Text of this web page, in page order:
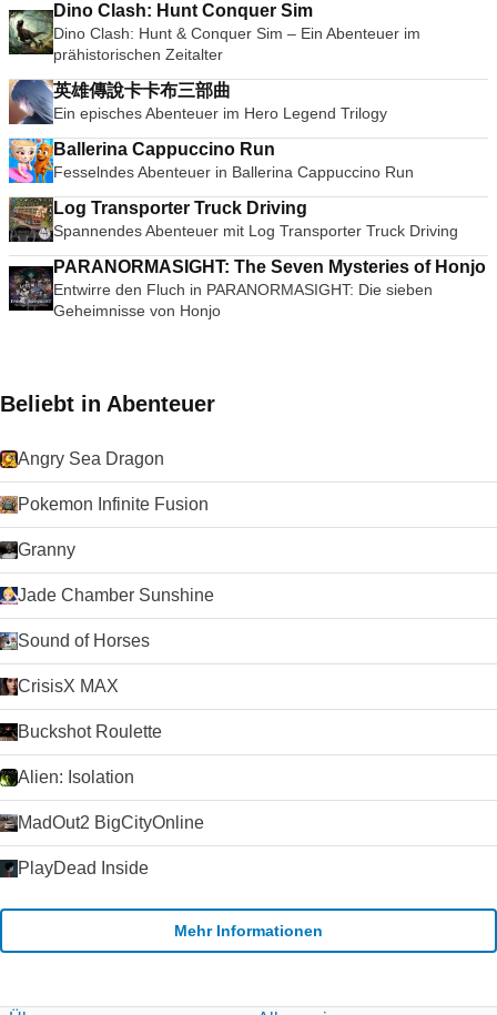
Dino Clash: Hunt Conquer Sim
Dino Clash: Hunt & Conquer Sim – Ein Abenteuer im
prähistorischen Zeitalter
英雄傳說卡卡布三部曲
Ein episches Abenteuer im Hero Legend Trilogy
Ballerina Cappuccino Run
Fesselndes Abenteuer in Ballerina Cappuccino Run
Log Transporter Truck Driving
Spannendes Abenteuer mit Log Transporter Truck Driving
PARANORMASIGHT: The Seven Mysteries of Honjo
Entwirre den Fluch in PARANORMASIGHT: Die sieben
Geheimnisse von Honjo
Beliebt in Abenteuer
Angry Sea Dragon
Pokemon Infinite Fusion
Granny
Jade Chamber Sunshine
Sound of Horses
CrisisX MAX
Buckshot Roulette
Alien: Isolation
MadOut2 BigCityOnline
PlayDead Inside
Mehr Informationen